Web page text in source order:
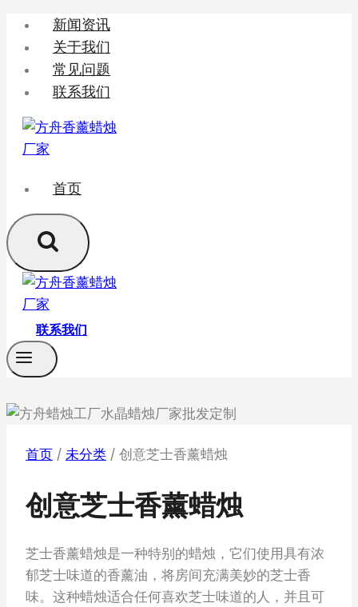
新闻资讯
关于我们
常见问题
联系我们
首页
联系我们
首页 / 未分类 / 创意芝士香薰蜡烛
创意芝士香薰蜡烛
芝士香薰蜡烛是一种特别的蜡烛，它们使用具有浓
郁芝士味道的香薰油，将房间充满美妙的芝士香
味。这种蜡烛适合任何喜欢芝士味道的人，并且可